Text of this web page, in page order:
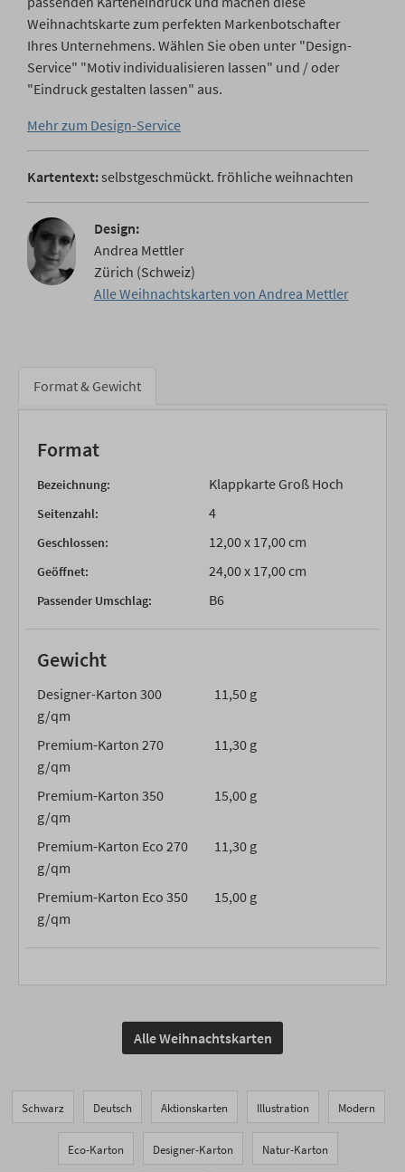
Weihnachtskarte zum perfekten Markenbotschafter
Ihres Unternehmens. Wählen Sie oben unter "Design-
Service" "Motiv individualisieren lassen" und / oder
"Eindruck gestalten lassen" aus.
Mehr zum Design-Service
Kartentext:selbstgeschmückt. fröhliche weihnachten
Design:
Andrea Mettler
Zürich (Schweiz)
Alle Weihnachtskarten von Andrea Mettler
Format & Gewicht
Format
Bezeichnung: Klappkarte Groß Hoch
Seitenzahl: 4
Geschlossen: 12,00 x 17,00 cm
Geöffnet: 24,00 x 17,00 cm
Passender Umschlag: B6
Gewicht
Designer-Karton 300
g/qm
11,50 g
Premium-Karton 270
g/qm
11,30 g
Premium-Karton 350
g/qm
15,00 g
Premium-Karton Eco 270
g/qm
11,30 g
Premium-Karton Eco 350
g/qm
15,00 g
Alle Weihnachtskarten
Schwarz Deutsch Aktionskarten Illustration Modern
Eco-Karton Designer-Karton Natur-Karton